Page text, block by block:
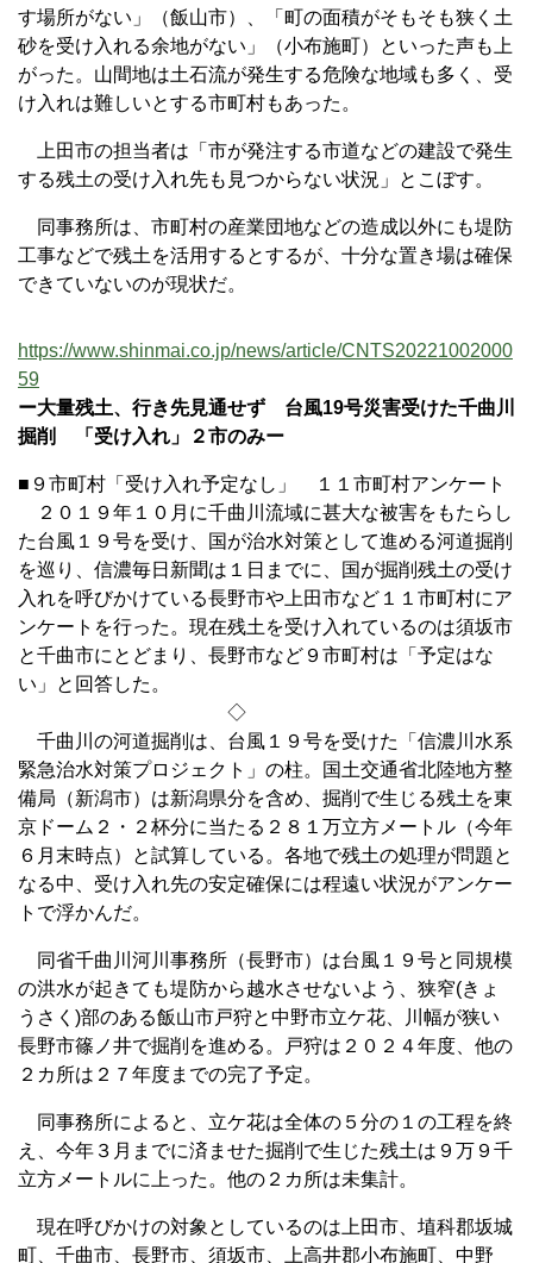
す場所がない」（飯山市）、「町の面積がそもそも狭く土
砂を受け入れる余地がない」（小布施町）といった声も上
がった。山間地は土石流が発生する危険な地域も多く、受
け入れは難しいとする市町村もあった。
上田市の担当者は「市が発注する市道などの建設で発生
する残土の受け入れ先も見つからない状況」とこぼす。
同事務所は、市町村の産業団地などの造成以外にも堤防
工事などで残土を活用するとするが、十分な置き場は確保
できていないのが現状だ。
https://www.shinmai.co.jp/news/article/CNTS20221002000
59
ー大量残土、行き先見通せず 台風19号災害受けた千曲川
掘削 「受け入れ」２市のみー
■９市町村「受け入れ予定なし」 １１市町村アンケート
２０１９年１０月に千曲川流域に甚大な被害をもたらし
た台風１９号を受け、国が治水対策として進める河道掘削
を巡り、信濃毎日新聞は１日までに、国が掘削残土の受け
入れを呼びかけている長野市や上田市など１１市町村にア
ンケートを行った。現在残土を受け入れているのは須坂市
と千曲市にとどまり、長野市など９市町村は「予定はな
い」と回答した。
◇
千曲川の河道掘削は、台風１９号を受けた「信濃川水系
緊急治水対策プロジェクト」の柱。国土交通省北陸地方整
備局（新潟市）は新潟県分を含め、掘削で生じる残土を東
京ドーム２・２杯分に当たる２８１万立方メートル（今年
６月末時点）と試算している。各地で残土の処理が問題と
なる中、受け入れ先の安定確保には程遠い状況がアンケー
トで浮かんだ。
同省千曲川河川事務所（長野市）は台風１９号と同規模
の洪水が起きても堤防から越水させないよう、狭窄(きょ
うさく)部のある飯山市戸狩と中野市立ケ花、川幅が狭い
長野市篠ノ井で掘削を進める。戸狩は２０２４年度、他の
２カ所は２７年度までの完了予定。
同事務所によると、立ケ花は全体の５分の１の工程を終
え、今年３月までに済ませた掘削で生じた残土は９万９千
立方メートルに上った。他の２カ所は未集計。
現在呼びかけの対象としているのは上田市、埴科郡坂城
町、千曲市、長野市、須坂市、上高井郡小布施町、中野